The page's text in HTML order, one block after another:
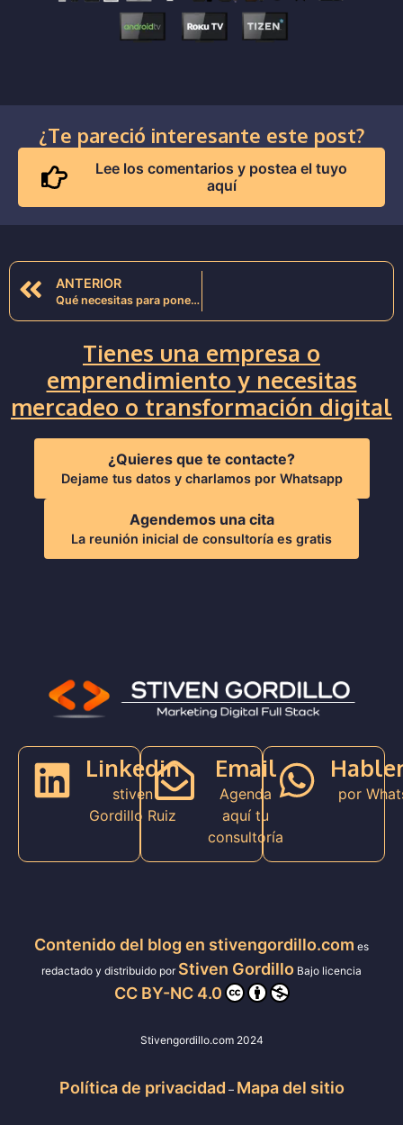
¿Te pareció interesante este post?
Lee los comentarios y postea el tuyo
aquí
ANTERIOR
Qué necesitas para poner al aire una plataforma de streaming de video como Netflix o Prime Video
Tienes una empresa o
emprendimiento y necesitas
mercadeo o transformación digital
Agendemos una cita
La reunión inicial de consultoría es gratis
¿Quieres que te contacte?
Dejame tus datos y charlamos por Whatsapp
Linkedin
stiven
Gordillo Ruiz
Email
Agenda
aquí tu
consultoría
por
Contenido del blog en stivengordillo.com es
redactado y distribuido por Stiven Gordillo Bajo licencia
CC BY-NC 4.0
Stivengordillo.com 2024
Política de privacidad – Mapa del sitio